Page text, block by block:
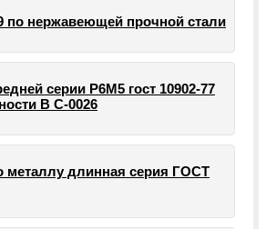
по нержавеющей прочной стали
серии Р6М5 гост 10902-77
В С-0026
металлу длинная серия ГОСТ